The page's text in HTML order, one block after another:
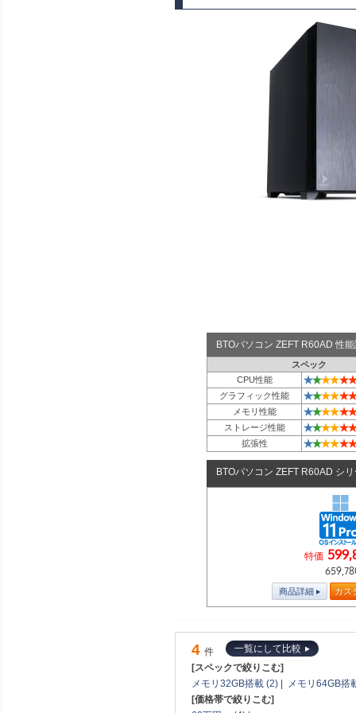
BTOパソコン ZEFT R60AD 性
スペック
CPU性能
★★★★★★
グラフィック性能 ★★★★★★
メモリ性能 ★★★★★★
ストレージ性能 ★★★★★★
拡張性 ★★★★★★
BTOパソコン ZEFT R60AD シ
特価
商品詳細 カス
4 件
一覧にして比較
[スペックで絞りこむ]
メモリ32GB搭載 (2) |
メモリ64GB搭
[価格帯で絞りこむ]